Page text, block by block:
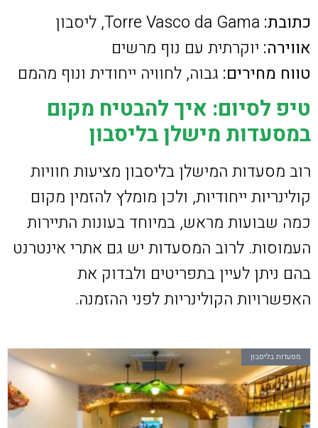
כתובת:
אווירה: יוקרתית עם נוף מרשים
טווח מחירים: גבוה, לחוויה ייחודית ונוף מהמם
טיפ לסיום: איך להבטיח מקום
במסעדות מישלן בליסבון
רוב מסעדות המישלן בליסבון מציעות חוויות
קולינריות ייחודיות, ולכן מומלץ להזמין מקום
כמה שבועות מראש, במיוחד בעונות התיירות
העמוסות. לרוב המסעדות יש גם אתרי אינטרנט
בהם ניתן לעיין בתפריטים ולבדוק את
האפשרויות הקולינריות לפני ההזמנה.
מסעדות בליסבון